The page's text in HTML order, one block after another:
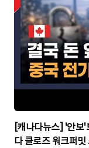
▶
[캐나다뉴스] '안보
다 클로즈 워크퍼밋 소지